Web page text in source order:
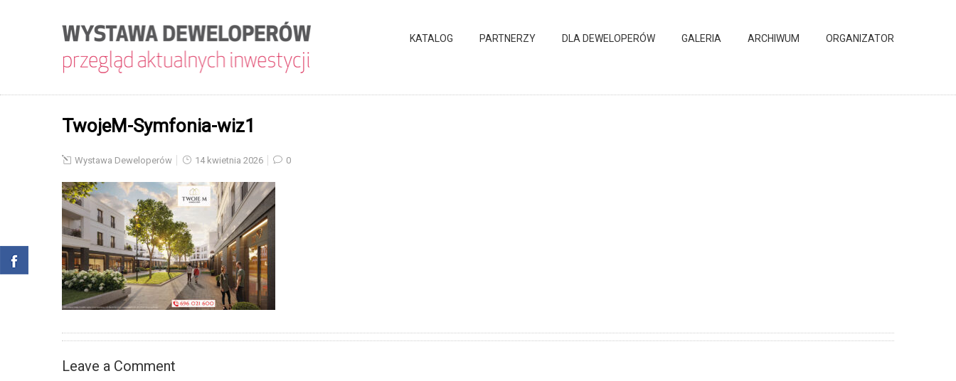
KATALOG PARTNERZY DLA DEWELOPERÓW GALERIA ARCHIWUM ORGANIZATOR
TwojeM-Symfonia-wiz1
Wystawa Deweloperów 14 kwietnia 2026 0
Leave a Comment